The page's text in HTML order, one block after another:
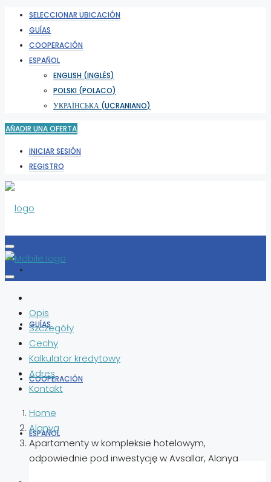
SELECCIONAR UBICACIÓN
GUÍAS
COOPERACIÓN
ESPAÑOL
ENGLISH (INGLÉS)
POLSKI (POLACO)
УКРАЇНСЬКА (UCRANIANO)
AÑADIR UNA OFERTA
INICIAR SESIÓN
REGISTRO
GUÍAS
COOPERACIÓN
ESPAÑOL
Opis
Szczegóły
Cechy
Kalkulator kredytowy
Adres
Kontakt
Home
Alanya
Apartamenty w kompleksie hotelowym,
odpowiednie pod inwestycję w Avsallar, Alanya